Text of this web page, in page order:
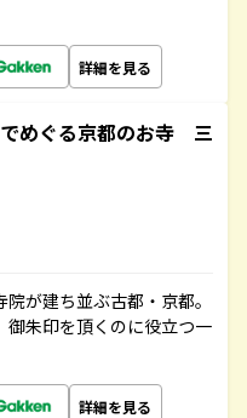
詳細を見る
めぐる京都のお寺 三
が建ち並ぶ古都・京都。
御朱印を頂くのに役立つ一
詳細を見る